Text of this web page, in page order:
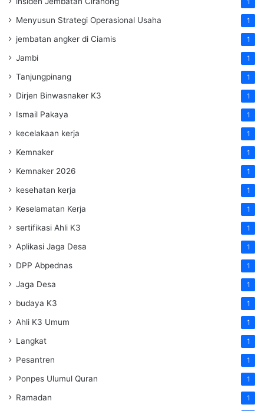
1
Menyusun Strategi Operasional Usaha 1
jembatan angker di Ciamis 1
Jambi 1
Tanjungpinang 1
Dirjen Binwasnaker K3 1
Ismail Pakaya 1
kecelakaan kerja 1
Kemnaker 1
Kemnaker 2026 1
kesehatan kerja 1
Keselamatan Kerja 1
sertifikasi Ahli K3 1
Aplikasi Jaga Desa 1
DPP Abpednas 1
Jaga Desa 1
budaya K3 1
Ahli K3 Umum 1
Langkat 1
Pesantren 1
Ponpes Ulumul Quran 1
Ramadan 1